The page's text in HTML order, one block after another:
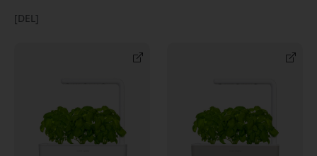
[DEL]